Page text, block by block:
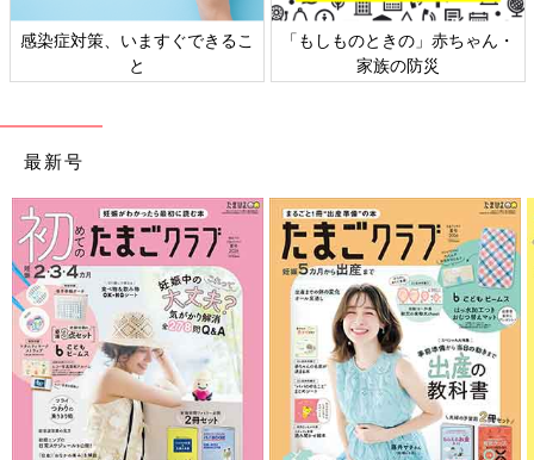
感染症対策、いますぐできるこ
と
「もしものときの」赤ちゃん・
家族の防災
最新号